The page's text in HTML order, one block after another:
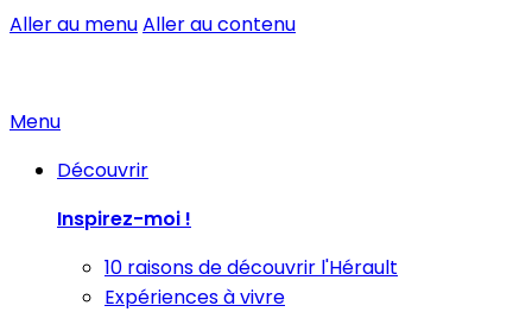
Aller au menuAller au contenu
Menu
Découvrir
Inspirez-moi !
10 raisons de découvrir l'Hérault
Expériences à vivre